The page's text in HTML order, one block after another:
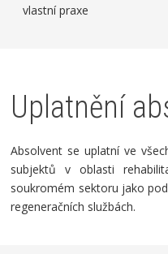
vlastní praxe
Uplatnění
Absolvent se uplatní ve
subjektů v oblasti
soukromém sektoru jako
regeneračních službách.